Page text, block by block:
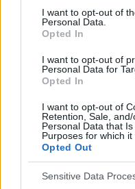
I want to opt-out of
Personal Data.
Opted In
I want to opt-out of
Personal Data for
Opted In
I want to opt-out of
Retention, Sale,
Personal Data that
Purposes for which it
Opted Out
Sensitive Data
gość
Forum:
Skóra
Co mnie ugryzło?
Po weekendzie na
takie ugryzienia. Na
owady, ale niepokoi